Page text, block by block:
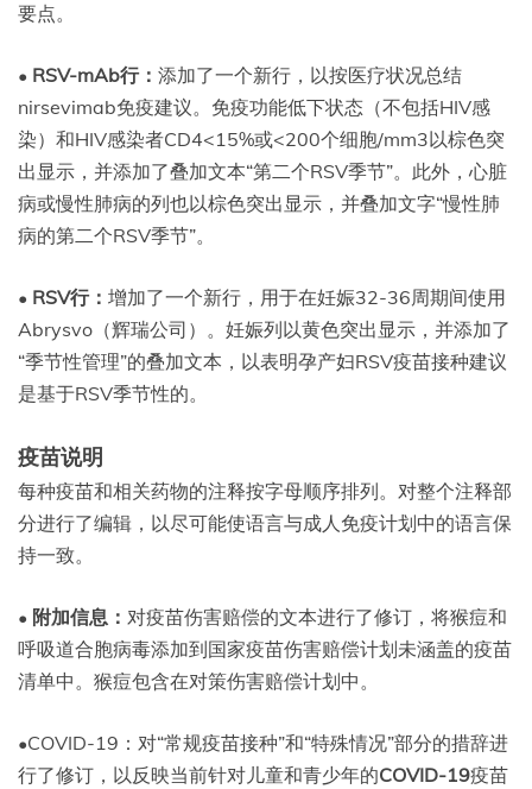
要点。
• RSV-mAb行： 添加了一个新行，以按医疗状况总结
nirsevimab免疫建议。免疫功能低下状态（不包括HIV感
染）和HIV感染者CD4<15%或<200个细胞/mm3以棕色突
出显示，并添加了叠加文本“第二个RSV季节”。此外，心脏
病或慢性肺病的列也以棕色突出显示，并叠加文字“慢性肺
病的第二个RSV季节”。
• RSV行： 增加了一个新行，用于在妊娠32-36周期间使用
Abrysvo（辉瑞公司）。妊娠列以黄色突出显示，并添加了
“季节性管理”的叠加文本，以表明孕产妇RSV疫苗接种建议
是基于RSV季节性的。
疫苗说明
每种疫苗和相关药物的注释按字母顺序排列。对整个注释部
分进行了编辑，以尽可能使语言与成人免疫计划中的语言保
持一致。
• 附加信息： 对疫苗伤害赔偿的文本进行了修订，将猴痘和
呼吸道合胞病毒添加到国家疫苗伤害赔偿计划未涵盖的疫苗
清单中。猴痘包含在对策伤害赔偿计划中。
•COVID-19：对“常规疫苗接种”和“特殊情况”部分的措辞进
行了修订，以反映当前针对儿童和青少年的COVID-19疫苗